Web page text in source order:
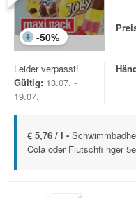
-50%
Leider verpasst!
Gültig: 13.07. -
19.07.
€ 5,76 / l -
Cola oder Flutschfi nger